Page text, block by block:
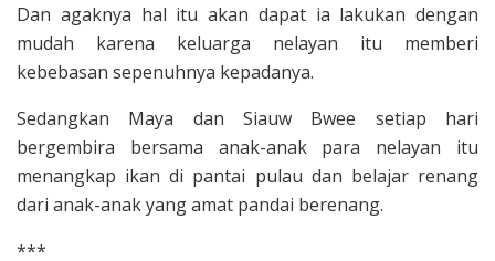
Dan agaknya hal itu akan dapat ia lakukan dengan
mudah karena keluarga nelayan itu memberi
kebebasan sepenuhnya ke­padanya.
Sedangkan Maya dan Siauw Bwee setiap hari
bergembira bersama anak-anak para nelayan itu
menangkap ikan di pantai pulau dan belajar renang
dari anak-anak yang amat pandai bere­nang.
***